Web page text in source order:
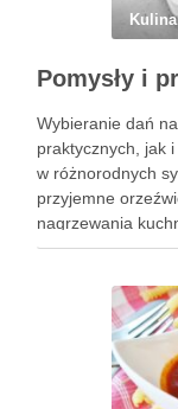
Pomysły i
Wybieranie dań
praktycznych, jak
w różnorodnych
przyjemne
nagrzewania
To znacząco